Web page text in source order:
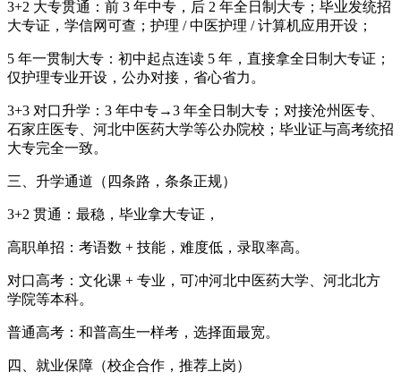
3+2 大专贯通：前 3 年中专，后 2 年全日制大专；毕业发统招
大专证，学信网可查；护理 / 中医护理 / 计算机应用开设；
5 年一贯制大专：初中起点连读 5 年，直接拿全日制大专证；
仅护理专业开设，公办对接，省心省力。
3+3 对口升学：3 年中专→3 年全日制大专；对接沧州医专、
石家庄医专、河北中医药大学等公办院校；毕业证与高考统招
大专完全一致。
三、升学通道（四条路，条条正规）
3+2 贯通：最稳，毕业拿大专证，
高职单招：考语数 + 技能，难度低，录取率高。
对口高考：文化课 + 专业，可冲河北中医药大学、河北北方
学院等本科。
普通高考：和普高生一样考，选择面最宽。
四、就业保障（校企合作，推荐上岗）